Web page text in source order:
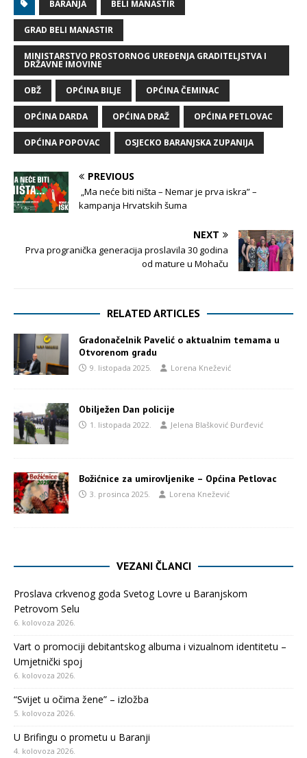
BARANJA BELI MANASTIR
GRAD BELI MANASTIR
MINISTARSTVO PROSTORNOG UREĐENJA GRADITELJSTVA I
DRŽAVNE IMOVINE
OBŽ OPĆINA BILJE OPĆINA ČEMINAC
OPĆINA DARDA OPĆINA DRAŽ OPĆINA PETLOVAC
OPĆINA POPOVAC OSJECKO BARANJSKA ZUPANIJA
PREVIOUS
„Ma neće biti ništa – Nemar je prva iskra” –
kampanja Hrvatskih šuma
NEXT
Prva progranička generacija proslavila 30 godina
od mature u Mohaču
RELATED ARTICLES
Gradonačelnik Pavelić o aktualnim temama u
Otvorenom gradu
9. listopada 2025. Lorena Knežević
Obilježen Dan policije
1. listopada 2022. Jelena Blašković Đurđević
Božićnice za umirovljenike – Općina Petlovac
3. prosinca 2025. Lorena Knežević
VEZANI ČLANCI
Proslava crkvenog goda Svetog Lovre u Baranjskom
Petrovom Selu
6. kolovoza 2026.
Vart o promociji debitantskog albuma i vizualnom identitetu –
Umjetnički spoj
6. kolovoza 2026.
“Svijet u očima žene” – izložba
5. kolovoza 2026.
U Brifingu o prometu u Baranji
4. kolovoza 2026.